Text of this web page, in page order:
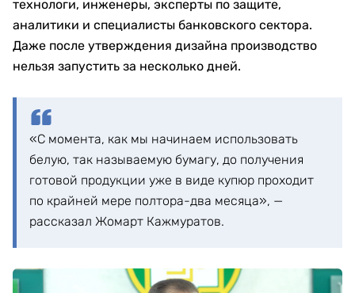
технологи, инженеры, эксперты по защите,
аналитики и специалисты банковского сектора.
Даже после утверждения дизайна производство
нельзя запустить за несколько дней.
«С момента, как мы начинаем использовать
белую, так называемую бумагу, до получения
готовой продукции уже в виде купюр проходит
по крайней мере полтора-два месяца», —
рассказал Жомарт Кажмуратов.